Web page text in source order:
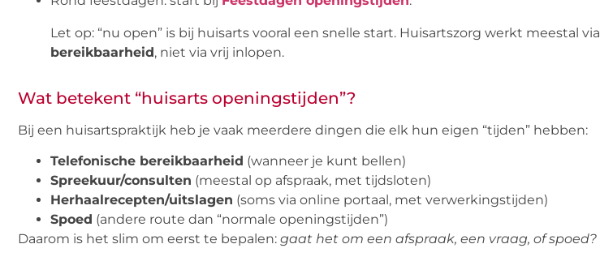
Let op: “nu open” is bij huisarts vooral een snelle start. Huisartszorg werkt meestal via
bereikbaarheid, niet via vrij inlopen.
Wat betekent “huisarts openingstijden”?
Bij een huisartspraktijk heb je vaak meerdere dingen die elk hun eigen “tijden” hebben:
Telefonische bereikbaarheid (wanneer je kunt bellen)
Spreekuur/consulten (meestal op afspraak, met tijdsloten)
Herhaalrecepten/uitslagen (soms via online portaal, met verwerkingstijden)
Spoed (andere route dan “normale openingstijden”)
Daarom is het slim om eerst te bepalen: gaat het om een afspraak, een vraag, of spoed?